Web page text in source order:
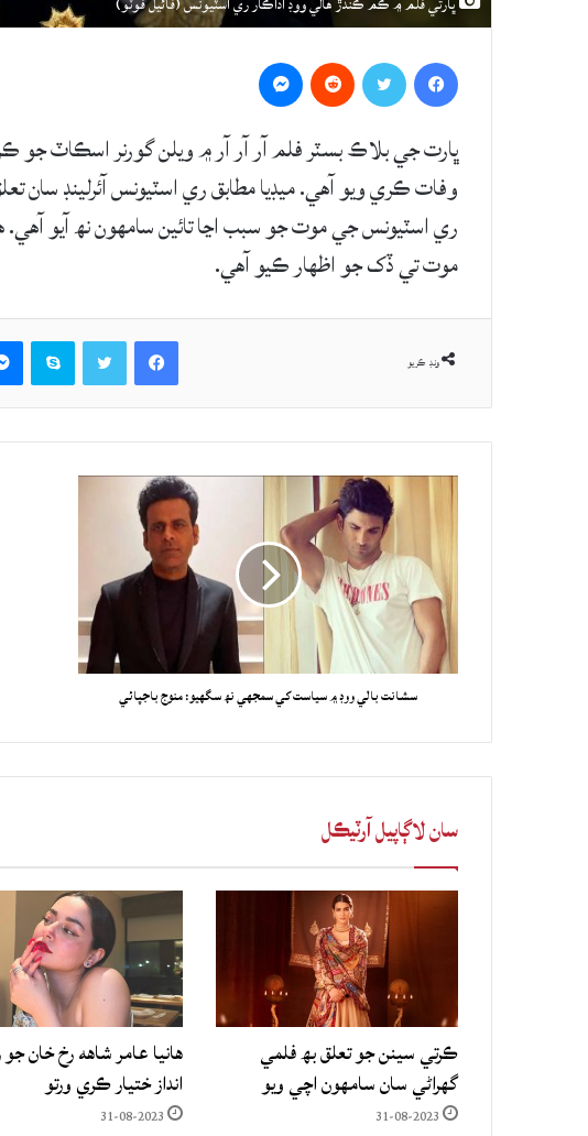
ڀارت جي بلاڪ بسٽر فلم آر آر آر ۾ ويلن گورنر اسڪاٽ جو
وفات ڪري ويو آهي. ميڊيا مطابق ري اسٽيونس آئرلينڊ سان
ري اسٽيونس جي موت جو سبب اڃا تائين سامهون نھ آيو
موت تي ڏک جو اظهار ڪيو آهي.
ونڊ ڪريو
Facebook
Skype
سشانت بالي ووڊ ۾ سياست کي سمجهي نھ سگهيو: منوج باجپائي
سان لاڳاپيل آرٽيڪل
ڪرتي سينن جو تعلق بھ فلمي
گهراڻي سان سامهون اچي ويو
31-08-2023
هانيا عامر شاهه رخ خان
انداز ختيار ڪري ورتو
31-08-2023